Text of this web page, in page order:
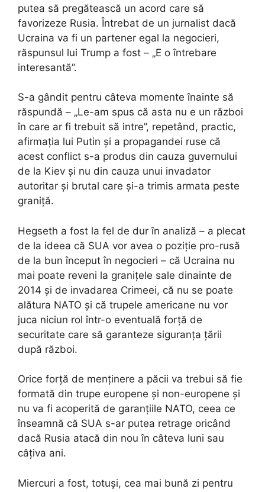
putea să pregătească un acord care să
favorizeze Rusia. Întrebat de un jurnalist dacă
Ucraina va fi un partener egal la negocieri,
răspunsul lui Trump a fost – „E o întrebare
interesantă”.
S-a gândit pentru câteva momente înainte să
răspundă – „Le-am spus că asta nu e un război
în care ar fi trebuit să intre”, repetând, practic,
afirmația lui Putin și a propagandei ruse că
acest conflict s-a produs din cauza guvernului
de la Kiev și nu din cauza unui invadator
autoritar și brutal care și-a trimis armata peste
graniță.
Hegseth a fost la fel de dur în analiză – a plecat
de la ideea că SUA vor avea o poziție pro-rusă
de la bun început în negocieri – că Ucraina nu
mai poate reveni la granițele sale dinainte de
2014 și de invadarea Crimeei, că nu se poate
alătura NATO și că trupele americane nu vor
juca niciun rol într-o eventuală forță de
securitate care să garanteze siguranța țării
după război.
Orice forță de menținere a păcii va trebui să fie
formată din trupe europene și non-europene și
nu va fi acoperită de garanțiile NATO, ceea ce
înseamnă că SUA s-ar putea retrage oricând
dacă Rusia atacă din nou în câteva luni sau
câțiva ani.
Miercuri a fost, totuși, cea mai bună zi pentru